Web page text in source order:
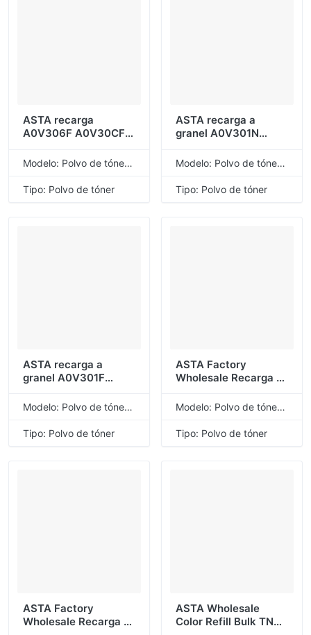
ASTA recarga
A0V306F A0V30CF
A0V30CH A0V30HH
A0V30HK polvo de
tóner Compatible
Modelo: Polvo de tóner de recarga universal
Tipo: Polvo de tóner
ASTA recarga a
granel A0V301N
A0V30GN polvo de
para Konica Minolta
MagiColor 1600W
Modelo: Polvo de tóner de recarga universal
Tipo: Polvo de tóner
ASTA recarga a
granel A0V301F
A0V30GF A0V301H
A0V30GH polvo de
tóner Compatible
Modelo: Polvo de tóner de recarga universal
Tipo: Polvo de tóner
ASTA Factory
Wholesale Recarga a
CWAA0716
CWAA0715 Polvo de
tóner compatible para
Modelo: Polvo de tóner de recarga universal
Tipo: Polvo de tóner
ASTA Factory
Wholesale Recarga a
ASTA Wholesale
Color Refill Bulk TN